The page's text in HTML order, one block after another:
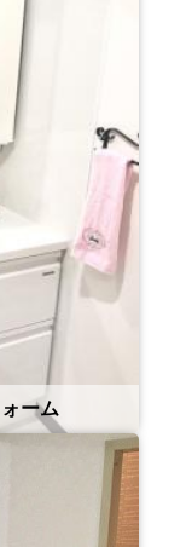
ーム